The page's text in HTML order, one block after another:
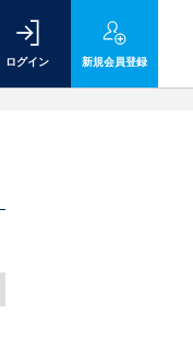
ログイン 新規会員登録